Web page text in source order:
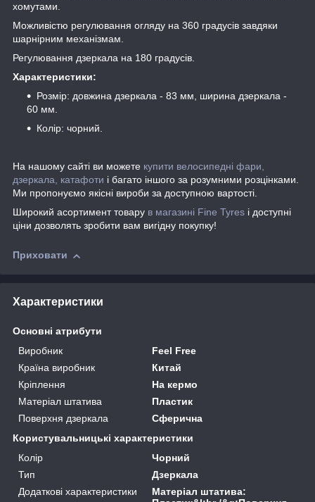
хомутами.
Можливістю регулювання огляду на 360 градусів завдяки
шарнірним механізмам.
Регулювання дзеркала на 180 градусів.
Характеристики:
Розмір: довжина дзеркала - 83 мм, ширина дзеркала -
60 мм.
Колір: чорний.
На нашому сайті ви можете купити велосипедні фари,
дзеркала, катафоти і багато іншого за розумними розцінками.
Ми пропонуємо якісні вироби за доступною вартості.
Широкий асортимент товару в магазині Fine Tyres і доступні
ціни дозволять зробити вам вигідну покупку!
Приховати
Характеристики
Основні атрибути
Виробник
Feel Free
Країна виробник
Китай
Кріплення
На кермо
Матеріал штатива
Пластик
Поверхня дзеркала
Сферична
Користувальницькі характеристики
Колір
Чорний
Тип
Дзеркала
Додаткові характеристики
Матеріал штатива: